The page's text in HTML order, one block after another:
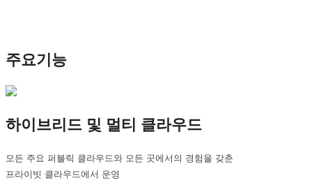
주요기능
하이브리드 및 멀티 클라우드
모든 주요 퍼블릭 클라우드와 모든 곳에서의 경험을 갖춘
프라이빗 클라우드에서 운영